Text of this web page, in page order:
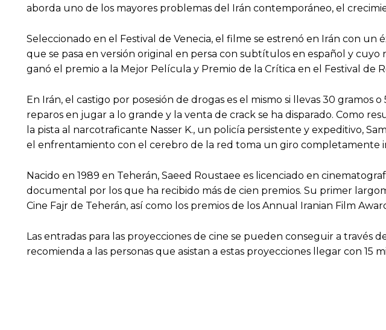
aborda uno de los mayores problemas del Irán contemporáneo, el
Seleccionado en el Festival de Venecia, el filme se estrenó en Irán con
que se pasa en versión original en persa con subtítulos en español y
ganó el premio a la Mejor Película y Premio de la Crítica en el Festival de
En Irán, el castigo por posesión de drogas es el mismo si llevas 30
reparos en jugar a lo grande y la venta de crack se ha disparado. Como
la pista al narcotraficante Nasser K., un policía persistente y expeditivo,
el enfrentamiento con el cerebro de la red toma un giro completamente
Nacido en 1989 en Teherán, Saeed Roustaee es licenciado en
documental por los que ha recibido más de cien premios. Su primer
Cine Fajr de Teherán, así como los premios de los Annual Iranian Film
Las entradas para las proyecciones de cine se pueden conseguir a través
recomienda a las personas que asistan a estas proyecciones llegar con 15